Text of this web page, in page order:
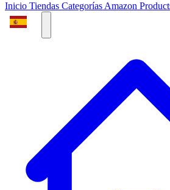
Inicio Tiendas Categorías Amazon